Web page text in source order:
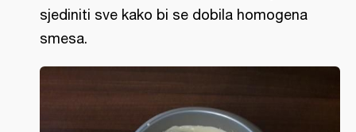
sjediniti sve kako bi se dobila homogena
smesa.